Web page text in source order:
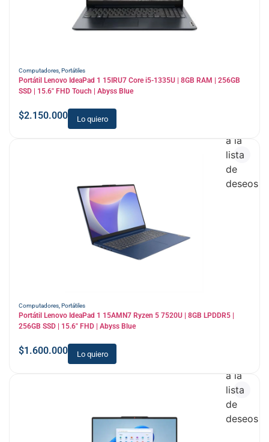
Computadores Portátiles
Portátil Lenovo IdeaPad 1 15IRU7 Core i5-1335U | 8GB RAM | 256GB
SSD | 15.6″ FHD Touch | Abyss Blue
$2.150.000 Lo quiero
Computadores Portátiles
Portátil Lenovo IdeaPad 1 15AMN7 Ryzen 5 7520U | 8GB LPDDR5 |
256GB SSD | 15.6″ FHD | Abyss Blue
$1.600.000 Lo quiero
a la
lista
de
deseos
a la
lista
de
deseos